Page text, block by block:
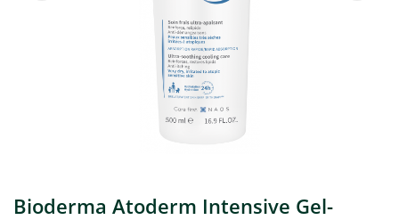
Bioderma Atoderm Intensive Gel-